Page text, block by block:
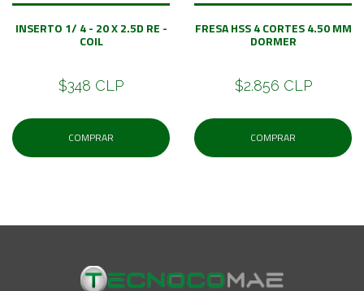
INSERTO 1/ 4 - 20 X 2.5D RE -
COIL
$348 CLP
COMPRAR
FRESA HSS 4 CORTES 4.50 MM
DORMER
$2.856 CLP
COMPRAR